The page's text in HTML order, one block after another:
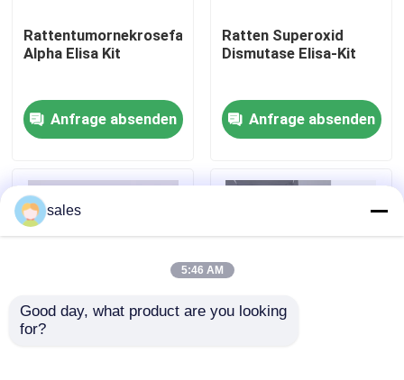
Werksbesichtigung
Kontakt mit uns
Neuigkeiten
VR Show
Rattentumornekrosefaktor
Alpha Elisa Kit
Anfrage absenden
Ratten Superoxid
Dismutase Elisa-Kit
Anfrage absenden
sales
5:46 AM
Good day, what product are you looking
for?